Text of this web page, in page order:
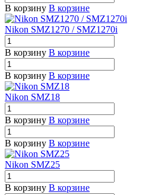
В корзину В корзине
Nikon SMZ1270 / SMZ1270i
В корзину В корзине
В корзину В корзине
Nikon SMZ18
В корзину В корзине
В корзину В корзине
Nikon SMZ25
В корзину В корзине